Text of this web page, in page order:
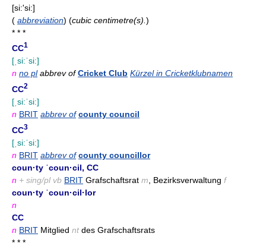
[si:'si:]
( abbreviation) (cubic centimetre(s). )
* * *
CC1
[ˌsi:ˈsi:]
n no plabbrev of Cricket Club Kürzel in Cricketklubnamen
CC2
[ˌsi:ˈsi:]
n BRIT abbrev of county council
CC3
[ˌsi:ˈsi:]
n BRIT abbrev of county councillor
coun·ty ˈcoun·cil, CC
n + sing/pl vb BRIT Grafschaftsrat m , Bezirksverwaltung f
coun·ty ˈcoun·cil·lor
n
CC
n BRIT Mitglied nt des Grafschaftsrats
* * *